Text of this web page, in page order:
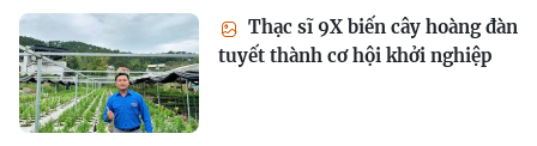
Thạc sĩ 9X biến cây hoàng đàn
tuyết thành cơ hội khởi nghiệp